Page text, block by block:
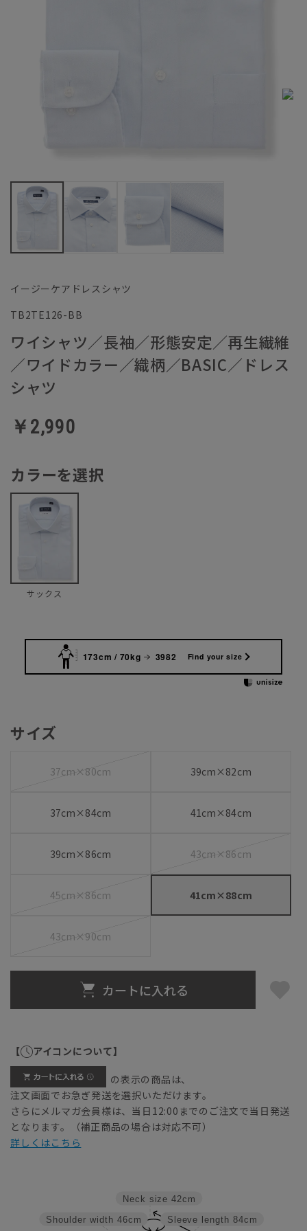
イージーケアドレスシャツ
TB2TE126-BB
ワイシャツ／長袖／形態安定／再生繊維
／ワイドカラー／織柄／BASIC／ドレス
シャツ
￥2,990
カラーを選択
サックス
173cm / 70kg 3982 Find your size
サイズ
37cm×80cm 39cm×82cm
37cm×84cm 41cm×84cm
39cm×86cm 43cm×86cm
45cm×86cm 41cm×88cm
43cm×90cm
カートに入れる
【 アイコンについて】
の表示の商品は、
注文画面でお急ぎ発送を選択いただけます。
さらにメルマガ会員様は、当日12:00までのご注文で当日発送
となります。（補正商品の場合は対応不可）
詳しくはこちら
Sleeve length 84cm
Neck size 42cm
Shoulder width 46cm